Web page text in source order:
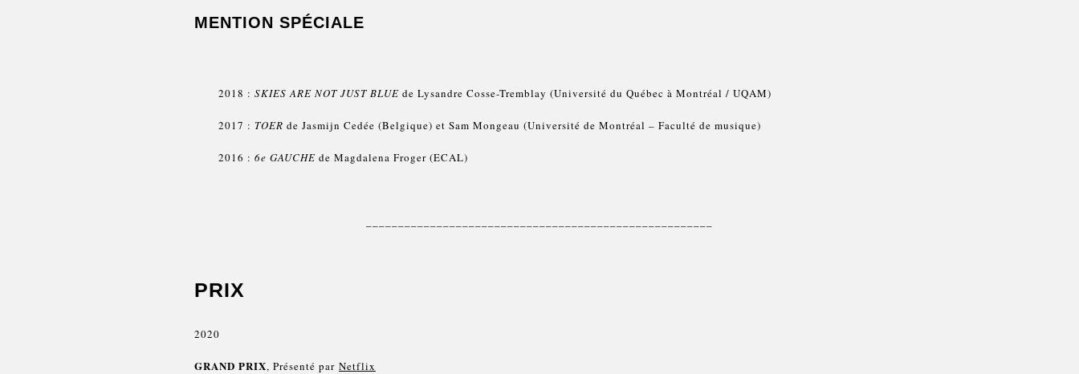
MENTION SPÉCIALE
2018 : SKIES ARE NOT JUST BLUEde Lysandre Cosse-Tremblay (Université du Québec à Montréal / UQAM)
2017 : TOER de Jasmijn Cedée (Belgique) et Sam Mongeau (Université de Montréal – Faculté de musique)
2016 : 6e GAUCHEde Magdalena Froger (ECAL)
PRIX
2020
GRAND PRIX, Présenté par Netflix